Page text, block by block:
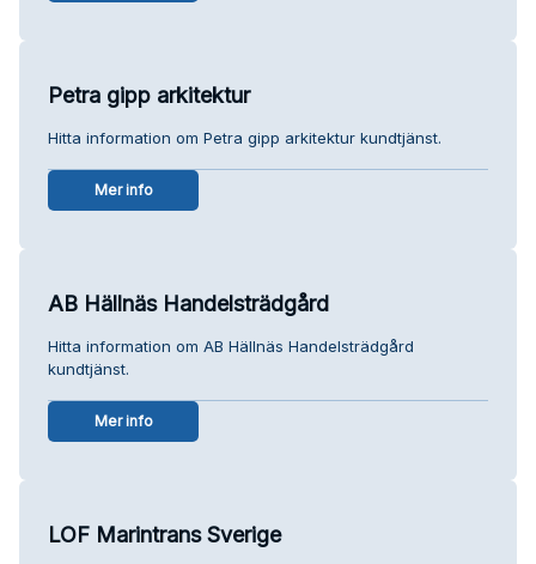
Petra gipp arkitektur
Hitta information om Petra gipp arkitektur kundtjänst.
Mer info
AB Hällnäs Handelsträdgård
Hitta information om AB Hällnäs Handelsträdgård
kundtjänst.
Mer info
LOF Marintrans Sverige